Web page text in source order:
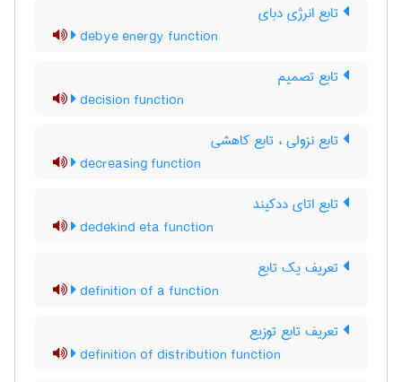
تابع انرژی دبای
debye energy function
تابع تصمیم
decision function
تابع نزولی ، تابع کاهشی
decreasing function
تابع اتای ددکیند
dedekind eta function
تعریف یک تابع
definition of a function
تعریف تابع توزیع
definition of distribution function